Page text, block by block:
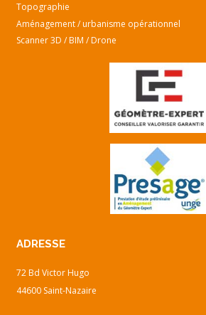
Topographie
Aménagement / urbanisme opérationnel
Scanner 3D / BIM / Drone
ADRESSE
72 Bd Victor Hugo
44600 Saint-Nazaire